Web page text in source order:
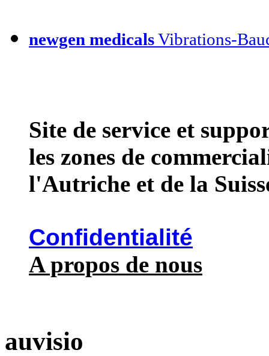
newgen medicalsVibrations-
Site de service et
les zones de
l'Autriche et de la
Confidentialité
A propos de nous
auvisio